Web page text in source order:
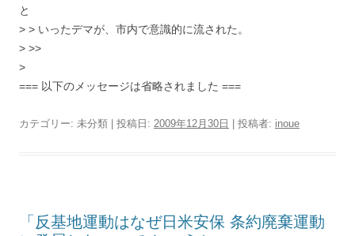
と
> > いったデマが、市内で意識的に流された。
> >>
>
=== 以下のメッセージは省略されました ===
カテゴリー: 未分類 | 投稿日: 2009年12月30日 投稿者: inoue
「反基地運動はなぜ日米安保 条約廃棄運動